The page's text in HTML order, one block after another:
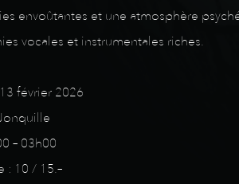
envoûtantes et une atmosphère
vocales et instrumentales riches.
février 2026
– 03h00
: 10 / 15.–